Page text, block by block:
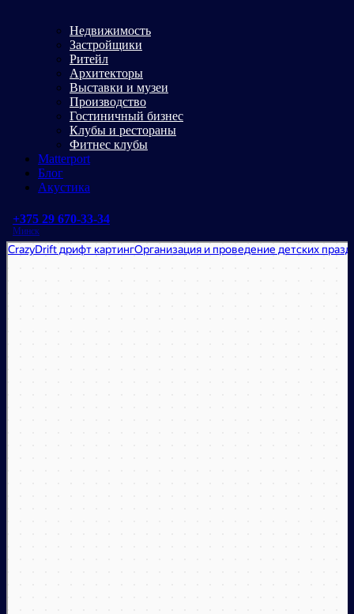
Недвижимость
Застройщики
Ритейл
Архитекторы
Выставки и музеи
Производство
Гостиничный бизнес
Клубы и рестораны
Фитнес клубы
Matterport
Блог
Акустика
+375 29 670-33-34
Минск
CrazyDrift
Картинг в Москве